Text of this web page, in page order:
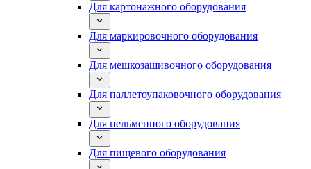
Для картонажного оборудования
Для маркировочного оборудования
Для мешкозашивочного оборудования
Для паллетоупаковочного оборудования
Для пельменного оборудования
Для пищевого оборудования